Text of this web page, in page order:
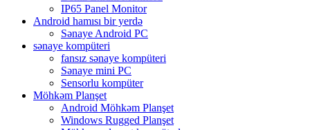
IP65 Panel Monitor
Android hamısı bir yerdə
Sənaye Android PC
sənaye kompüteri
fansız sənaye kompüteri
Sənaye mini PC
Sensorlu kompüter
Möhkəm Planşet
Android Möhkəm Planşet
Windows Rugged Planşet